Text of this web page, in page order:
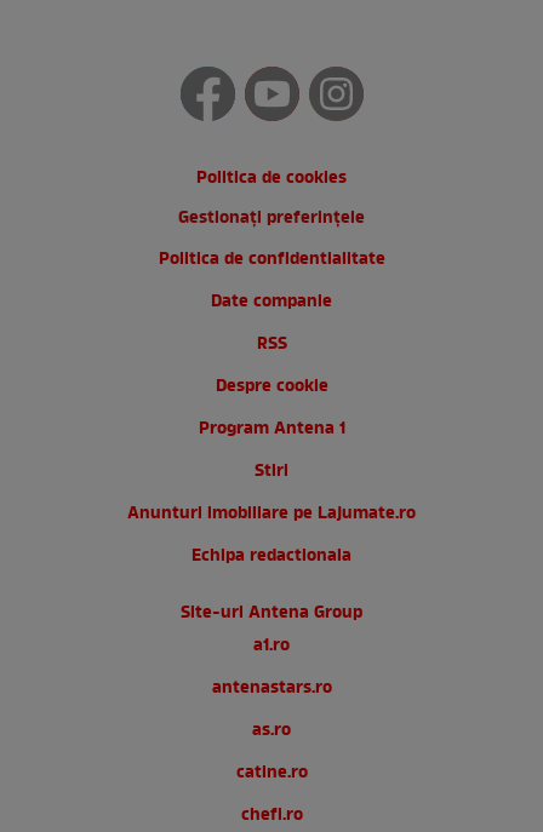
Politica de cookies
Gestionați preferințele
Politica de confidentialitate
Date companie
RSS
Despre cookie
Program Antena 1
Stiri
Anunturi imobiliare pe Lajumate.ro
Echipa redactionala
Site-uri Antena Group
a1.ro
antenastars.ro
as.ro
catine.ro
chefi.ro